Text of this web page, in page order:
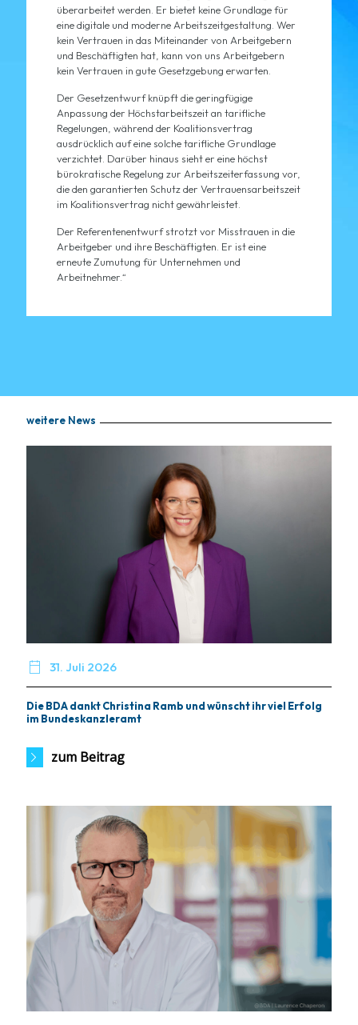
überarbeitet werden. Er bietet keine Grundlage für
eine digitale und moderne Arbeitszeitgestaltung. Wer
kein Vertrauen in das Miteinander von Arbeitgebern
und Beschäftigten hat, kann von uns Arbeitgebern
kein Vertrauen in gute Gesetzgebung erwarten.
Der Gesetzentwurf knüpft die geringfügige
Anpassung der Höchstarbeitszeit an tarifliche
Regelungen, während der Koalitionsvertrag
ausdrücklich auf eine solche tarifliche Grundlage
verzichtet. Darüber hinaus sieht er eine höchst
bürokratische Regelung zur Arbeitszeiterfassung vor,
die den garantierten Schutz der Vertrauensarbeitszeit
im Koalitionsvertrag nicht gewährleistet.
Der Referentenentwurf strotzt vor Misstrauen in die
Arbeitgeber und ihre Beschäftigten. Er ist eine
erneute Zumutung für Unternehmen und
Arbeitnehmer.“
weitere News
 31. Juli 2026
Die BDA dankt Christina Ramb und wünscht ihr viel Erfolg
im Bundeskanzleramt
zum Beitrag